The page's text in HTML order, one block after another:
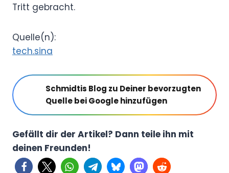
Tritt gebracht.
Quelle(n):
tech.sina
Schmidtis Blog zu Deiner bevorzugten
Quelle bei Google hinzufügen
Gefällt dir der Artikel? Dann teile ihn mit
deinen Freunden!